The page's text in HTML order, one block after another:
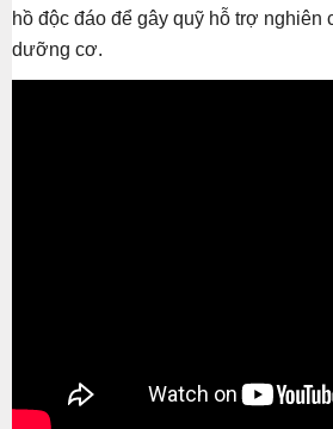
hồ độc đáo để gây quỹ hỗ trợ nghiên
dưỡng cơ.